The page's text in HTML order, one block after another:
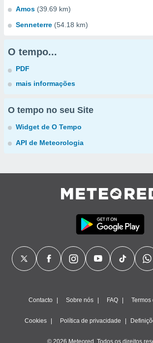
Amos (39.69 km)
Senneterre (54.18 km)
O tempo...
PDF
mais informações
O tempo no seu Site
Widget de O Tempo
API de Meteorologia
Contacto Sobre nós FAQ Termos
Cookies Política de privacidade
© 2026 Meteored. Todos os direitos